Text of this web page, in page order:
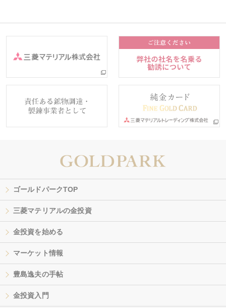
ゴールドパークTOP
三菱マテリアルの金投資
金投資を始める
マーケット情報
豊島逸夫の手帖
金投資入門